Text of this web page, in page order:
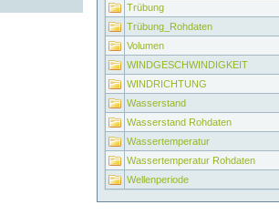
Trübung
Trübung_Rohdaten
Volumen
WINDGESCHWINDIGKEIT
WINDRICHTUNG
Wasserstand
Wasserstand Rohdaten
Wassertemperatur
Wassertemperatur Rohdaten
Wellenperiode